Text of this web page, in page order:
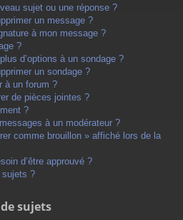
sujet ou une réponse ?
un message ?
à mon message ?
?
d’options à un sondage ?
un sondage ?
à un forum ?
de pièces jointes ?
?
à un modérateur ?
comme brouillon » affiché lors de la
d’être approuvé ?
sujets ?
sujets